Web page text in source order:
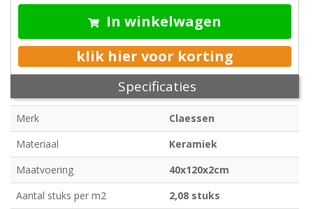
In winkelwagen
klik hier voor korting
Specificaties
Merk
Claessen
Materiaal
Keramiek
Maatvoering
40x120x2cm
Aantal stuks per m2
2,08 stuks